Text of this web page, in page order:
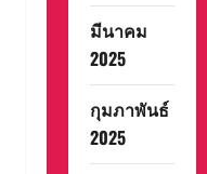
มีนาคม
2025
กุมภาพันธ์
2025